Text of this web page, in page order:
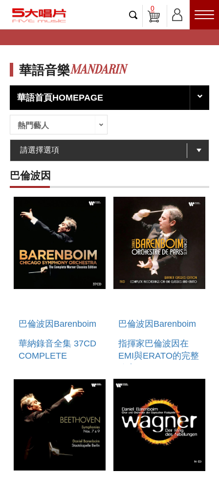
0
華語音樂MANDARIN
華語首頁HOMEPAGE
熱門藝人
巴倫波因
巴倫波因Barenboim
華納錄音全集 37CD
COMPLETE
CLASSICS EDITION
37CD
巴倫波因Barenboim
指揮家巴倫波因在
EMI與ERATO的完整
CLASSICS
COMPLETE EMI &
ERATO
RECORDINGS